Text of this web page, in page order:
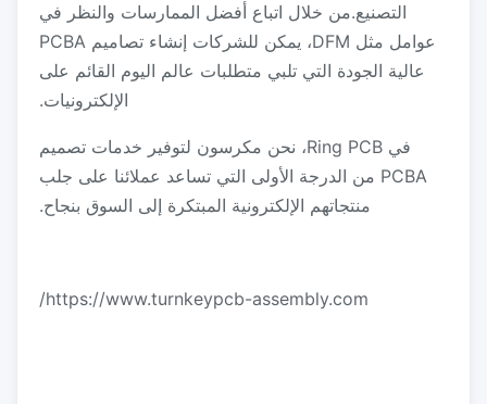
التصنيع.من خلال اتباع أفضل الممارسات والنظر في
عوامل مثل DFM، يمكن للشركات إنشاء تصاميم PCBA
عالية الجودة التي تلبي متطلبات عالم اليوم القائم على
الإلكترونيات.
في Ring PCB، نحن مكرسون لتوفير خدمات تصميم
PCBA من الدرجة الأولى التي تساعد عملائنا على جلب
منتجاتهم الإلكترونية المبتكرة إلى السوق بنجاح.
https://www.turnkeypcb-assembly.com/